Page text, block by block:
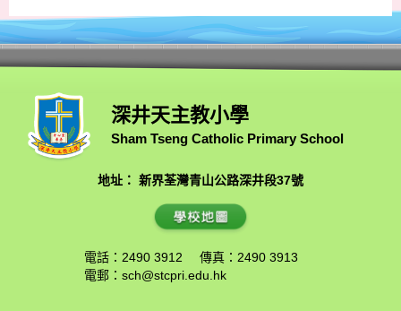
深井天主教小學
Sham Tseng Catholic Primary School
地址： 新界荃灣青山公路深井段37號
電話：2490 3912
傳真：2490 3913
電郵： sch@stcpri.edu.hk